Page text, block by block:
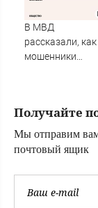
конфликтах
В МВД
рассказали, как
мошенники
Получайте
Мы отправим
почтовый ящик